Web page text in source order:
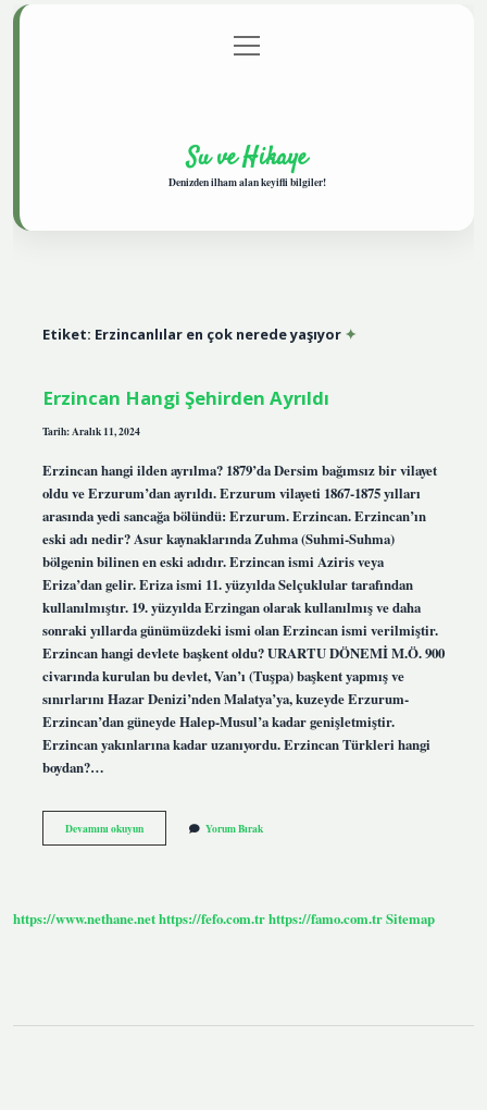
Gizlilik Politikası
menüyü
aç
Su ve Hikaye
Denizden ilham alan keyifli bilgiler!
Etiket: Erzincanlılar en çok nerede yaşıyor
Erzincan Hangi Şehirden Ayrıldı
Tarih: Aralık 11, 2024
Erzincan hangi ilden ayrılma? 1879’da Dersim bağımsız bir vilayet
oldu ve Erzurum’dan ayrıldı. Erzurum vilayeti 1867-1875 yılları
arasında yedi sancağa bölündü: Erzurum. Erzincan. Erzincan’ın
eski adı nedir? Asur kaynaklarında Zuhma (Suhmi-Suhma)
bölgenin bilinen en eski adıdır. Erzincan ismi Aziris veya
Eriza’dan gelir. Eriza ismi 11. yüzyılda Selçuklular tarafından
kullanılmıştır. 19. yüzyılda Erzingan olarak kullanılmış ve daha
sonraki yıllarda günümüzdeki ismi olan Erzincan ismi verilmiştir.
Erzincan hangi devlete başkent oldu? URARTU DÖNEMİ M.Ö. 900
civarında kurulan bu devlet, Van’ı (Tuşpa) başkent yapmış ve
sınırlarını Hazar Denizi’nden Malatya’ya, kuzeyde Erzurum-
Erzincan’dan güneyde Halep-Musul’a kadar genişletmiştir.
Erzincan yakınlarına kadar uzanıyordu. Erzincan Türkleri hangi
boydan?…
Devamını okuyunErzincan
Hangi
Yorum Bırak
https://www.nethane.nethttps://fefo.com.trhttps://famo.com.trSitemap